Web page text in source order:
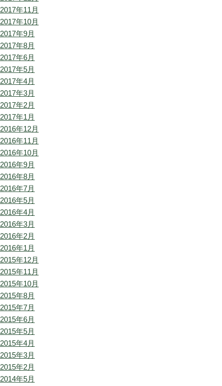
2017年11月
2017年10月
2017年9月
2017年8月
2017年6月
2017年5月
2017年4月
2017年3月
2017年2月
2017年1月
2016年12月
2016年11月
2016年10月
2016年9月
2016年8月
2016年7月
2016年5月
2016年4月
2016年3月
2016年2月
2016年1月
2015年12月
2015年11月
2015年10月
2015年8月
2015年7月
2015年6月
2015年5月
2015年4月
2015年3月
2015年2月
2014年5月